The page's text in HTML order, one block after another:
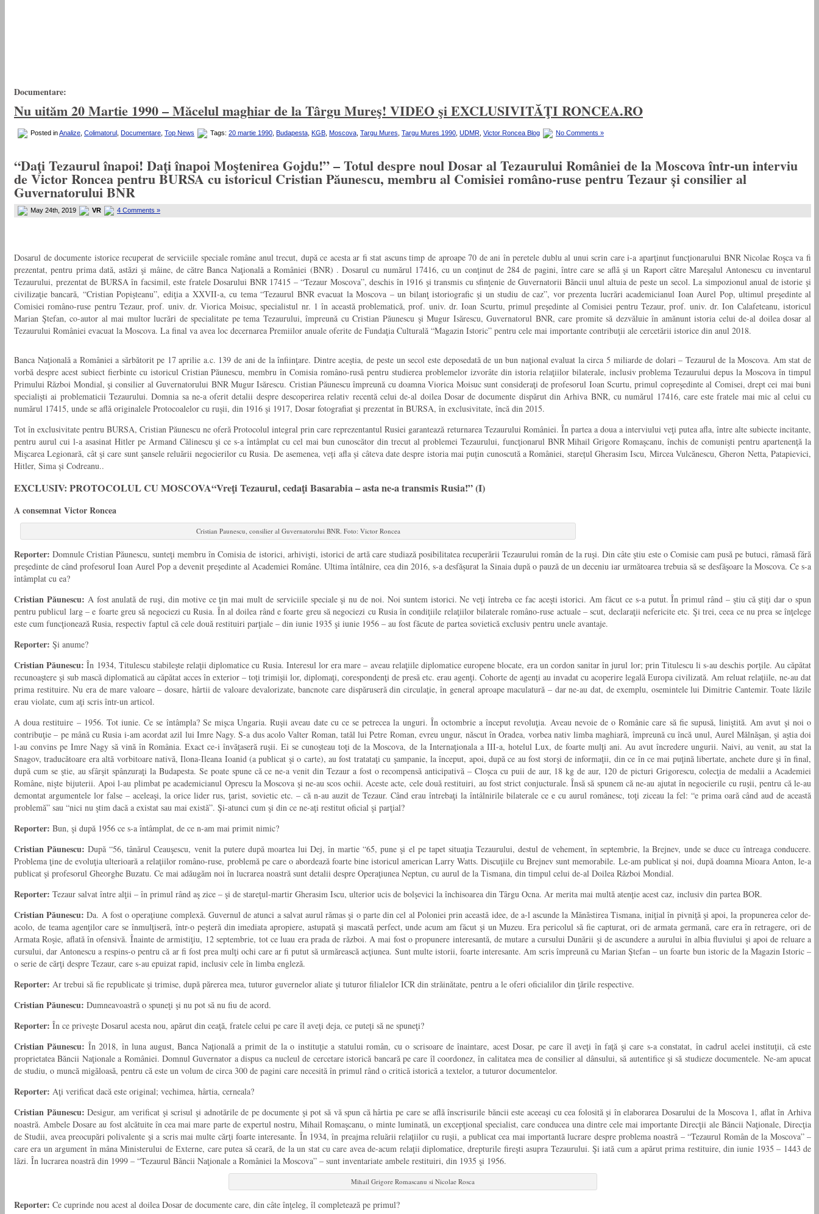
Documentare:
Nu uităm 20 Martie 1990 – Măcelul maghiar de la Târgu Mureş! VIDEO şi EXCLUSIVITĂŢI RONCEA.RO
Posted inAnalize Colimatorul Documentare Top News Tags: 20 martie 1990 Budapesta KGB Moscova Targu Mures Targu Mures 1990 UDMR Victor Roncea Blog No Comments »
“Daţi Tezaurul înapoi! Daţi înapoi Moştenirea Gojdu!” – Totul despre noul Dosar al Tezaurului României de la Moscova într-un interviu
de Victor Roncea pentru BURSA cu istoricul Cristian Păunescu, membru al Comisiei româno-ruse pentru Tezaur și consilier al
Guvernatorului BNR
May 24th, 2019 VR 4 Comments »
Dosarul de documente istorice recuperat de serviciile speciale române anul trecut, după ce acesta ar fi stat ascuns timp de aproape 70 de ani în peretele dublu al unui scrin care i-a aparţinut funcţionarului BNR Nicolae Roşca va fi
prezentat, pentru prima dată, astăzi şi mâine, de către Banca Naţională a României (BNR) . Dosarul cu numărul 17416, cu un conţinut de 284 de pagini, între care se află şi un Raport către Mareşalul Antonescu cu inventarul
Tezaurului, prezentat de BURSA în facsimil, este fratele Dosarului BNR 17415 – “Tezaur Moscova”, deschis în 1916 şi transmis cu sfinţenie de Guvernatorii Băncii unul altuia de peste un secol. La simpozionul anual de istorie şi
civilizaţie bancară, “Cristian Popişteanu”, ediţia a XXVII-a, cu tema “Tezaurul BNR evacuat la Moscova – un bilanţ istoriografic şi un studiu de caz”, vor prezenta lucrări academicianul Ioan Aurel Pop, ultimul preşedinte al
Comisiei româno-ruse pentru Tezaur, prof. univ. dr. Viorica Moisuc, specialistul nr. 1 în această problematică, prof. univ. dr. Ioan Scurtu, primul preşedinte al Comisiei pentru Tezaur, prof. univ. dr. Ion Calafeteanu, istoricul
Marian Ştefan, co-autor al mai multor lucrări de specialitate pe tema Tezaurului, împreună cu Cristian Păunescu şi Mugur Isărescu, Guvernatorul BNR, care promite să dezvăluie în amănunt istoria celui de-al doilea dosar al
Tezaurului României evacuat la Moscova. La final va avea loc decernarea Premiilor anuale oferite de Fundaţia Culturală “Magazin Istoric” pentru cele mai importante contribuţii ale cercetării istorice din anul 2018.
Banca Naţională a României a sărbătorit pe 17 aprilie a.c. 139 de ani de la înfiinţare. Dintre aceştia, de peste un secol este deposedată de un bun naţional evaluat la circa 5 miliarde de dolari – Tezaurul de la Moscova. Am stat de
vorbă despre acest subiect fierbinte cu istoricul Cristian Păunescu, membru în Comisia româno-rusă pentru studierea problemelor izvorâte din istoria relaţiilor bilaterale, inclusiv problema Tezaurului depus la Moscova în timpul
Primului Război Mondial, şi consilier al Guvernatorului BNR Mugur Isărescu. Cristian Păunescu împreună cu doamna Viorica Moisuc sunt consideraţi de profesorul Ioan Scurtu, primul copreşedinte al Comisei, drept cei mai buni
specialişti ai problematicii Tezaurului. Domnia sa ne-a oferit detalii despre descoperirea relativ recentă celui de-al doilea Dosar de documente dispărut din Arhiva BNR, cu numărul 17416, care este fratele mai mic al celui cu
numărul 17415, unde se află originalele Protocoalelor cu ruşii, din 1916 şi 1917, Dosar fotografiat şi prezentat în BURSA, în exclusivitate, încă din 2015.
Tot în exclusivitate pentru BURSA, Cristian Păunescu ne oferă Protocolul integral prin care reprezentantul Rusiei garantează returnarea Tezaurului României. În partea a doua a interviului veţi putea afla, între alte subiecte incitante,
pentru aurul cui l-a asasinat Hitler pe Armand Călinescu şi ce s-a întâmplat cu cel mai bun cunos­cător din trecut al problemei Tezaurului, funcţionarul BNR Mihail Grigore Romaşcanu, închis de comunişti pentru apartenenţă la
Mişcarea Legionară, cât şi care sunt şansele reluării negocierilor cu Rusia. De asemenea, veți afla și câteva date despre istoria mai puțin cunoscută a României, starețul Gherasim Iscu, Mircea Vulcănescu, Gheron Netta, Patapievici,
Hitler, Sima și Codreanu..
EXCLUSIV: PROTOCOLUL CU MOSCOVA“Vreţi Tezaurul, cedaţi Basarabia – asta ne-a transmis Rusia!” (I)
A consemnat Victor Roncea
Cristian Paunescu, consilier al Guvernatorului BNR. Foto: Victor Roncea
Reporter: Domnule Cristian Păunescu, sunteţi membru în Comisia de istorici, arhivişti, istorici de artă care studiază posibilitatea recuperării Tezaurului român de la ruşi. Din câte ştiu este o Comisie cam pusă pe butuci, rămasă fără
preşedinte de când profesorul Ioan Aurel Pop a devenit preşedinte al Academiei Române. Ultima întâlnire, cea din 2016, s-a des­făşurat la Sinaia după o pauză de un deceniu iar următoarea trebuia să se desfăşoare la Moscova. Ce s-a
în­tâmplat cu ea?
Cristian Păunescu: A fost anulată de ruşi, din motive ce ţin mai mult de serviciile speciale şi nu de noi. Noi suntem istorici. Ne veţi întreba ce fac aceşti istorici. Am făcut ce s-a putut. În primul rând – ştiu că ştiţi dar o spun
pentru publicul larg – e foarte greu să negociezi cu Rusia. În al doilea rând e foarte greu să negociezi cu Rusia în condiţiile relaţiilor bilaterale româ­no-ruse actuale – scut, declaraţii nefericite etc. Şi trei, ceea ce nu prea se înţelege
este cum funcţionează Rusia, respectiv faptul că cele două restituiri parţiale – din iunie 1935 şi iunie 1956 – au fost făcute de partea sovietică exclusiv pentru unele avantaje.
Reporter: Şi anume?
Cristian Păunescu: În 1934, Titulescu stabileşte relaţii diplomatice cu Rusia. Interesul lor era mare – aveau relaţiile diplomatice europene blocate, era un cordon sanitar în jurul lor; prin Titulescu li s-au deschis porţile. Au căpătat
recunoaştere şi sub mască diplomatică au căpătat acces în exterior – toţi trimişii lor, diplomaţi, corespondenţi de presă etc. erau agenţi. Cohorte de agenţi au invadat cu acoperire legală Europa civilizată. Am reluat relaţiile, ne-au dat
prima restituire. Nu era de mare valoare – dosare, hârtii de valoare devalorizate, bancnote care dispăruseră din circulaţie, în general aproape maculatură – dar ne-au dat, de exemplu, osemintele lui Dimitrie Cantemir. Toate lăzile
erau violate, cum aţi scris într-un articol.
A doua restituire – 1956. Tot iunie. Ce se întâmpla? Se mişca Ungaria. Ruşii aveau date cu ce se petrecea la unguri. În octombrie a început revoluţia. Aveau nevoie de o Românie care să fie supusă, liniştită. Am avut şi noi o
contribuţie – pe mână cu Rusia i-am acordat azil lui Imre Nagy. S-a dus acolo Valter Roman, tatăl lui Petre Roman, evreu ungur, născut în Oradea, vorbea nativ limba maghiară, împreună cu încă unul, Aurel Mălnăşan, şi aştia doi
l-au convins pe Imre Nagy să vină în România. Exact ce-i învăţaseră ruşii. Ei se cunoşteau toţi de la Moscova, de la Internaţionala a III-a, hotelul Lux, de foarte mulţi ani. Au avut încredere ungurii. Naivi, au venit, au stat la
Snagov, traducătoare era altă vorbitoare nativă, Ilona-Ileana Ioanid (a publicat şi o carte), au fost tratataţi cu şampanie, la început, apoi, după ce au fost storşi de informaţii, din ce în ce mai puţină libertate, anchete dure şi în final,
după cum se ştie, au sfârşit spânzuraţi la Budapesta. Se poate spune că ce ne-a venit din Tezaur a fost o recompensă anticipativă – Cloşca cu puii de aur, 18 kg de aur, 120 de picturi Grigorescu, colecţia de medalii a Academiei
Române, nişte bijuterii. Apoi l-au plimbat pe academicianul Oprescu la Moscova şi ne-au scos ochii. Aceste acte, cele două restituiri, au fost strict conjucturale. Însă să spunem că ne-au ajutat în negocierile cu ruşii, pentru că le-au
demontat argumentele lor false – aceleaşi, la orice lider rus, ţarist, sovietic etc. – că n-au auzit de Tezaur. Când erau întrebaţi la întâlnirile bilaterale ce e cu aurul românesc, toţi ziceau la fel: “e prima oară când aud de această
problemă” sau “nici nu ştim dacă a existat sau mai există”. Şi-atunci cum şi din ce ne-aţi restitut oficial şi parţial?
Reporter: Bun, şi după 1956 ce s-a întâmplat, de ce n-am mai primit nimic?
Cristian Păunescu: După “56, tânărul Ceauşescu, venit la putere după moartea lui Dej, în martie “65, pune şi el pe tapet situaţia Tezaurului, destul de vehement, în septembrie, la Brejnev, unde se duce cu întreaga conducere.
Problema ţine de evoluţia ulterioară a relaţiilor româno-ruse, problemă pe care o abordează foarte bine istoricul american Larry Watts. Discuţiile cu Brejnev sunt memorabile. Le-am publicat şi noi, după doamna Mioara Anton, le-a
publicat şi profesorul Gheorghe Buzatu. Ce mai adăugăm noi în lucrarea noastră sunt detalii despre Operaţiunea Neptun, cu aurul de la Tismana, din timpul celui de-al Doilea Război Mondial.
Reporter: Tezaur salvat între alţii – în primul rând aş zice – şi de stareţul-martir Gherasim Iscu, ulterior ucis de bolşevici la închisoarea din Târgu Ocna. Ar merita mai multă atenţie acest caz, inclusiv din partea BOR.
Cristian Păunescu: Da. A fost o operaţiune complexă. Guvernul de atunci a salvat aurul rămas şi o parte din cel al Poloniei prin această idee, de a-l ascunde la Mănăstirea Tismana, iniţial în pivniţă şi apoi, la propunerea celor de-
acolo, de teama agenţilor care se înmulţiseră, într-o peşteră din imediata apropiere, astupată şi mascată perfect, unde acum am făcut şi un Muzeu. Era pericolul să fie capturat, ori de armata germană, care era în retragere, ori de
Armata Roşie, aflată în ofensivă. Înainte de armistiţiu, 12 septembrie, tot ce luau era prada de război. A mai fost o propunere interesantă, de mutare a cursului Dunării şi de ascundere a aurului în albia fluviului şi apoi de reluare a
cursului, dar Antonescu a respins-o pentru că ar fi fost prea mulţi ochi care ar fi putut să urmărească acţiunea. Sunt multe istorii, foarte interesante. Am scris împreună cu Marian Ştefan – un foarte bun istoric de la Magazin Istoric –
o serie de cărţi despre Tezaur, care s-au epuizat rapid, inclusiv cele în limba engleză.
Reporter: Ar trebui să fie republicate şi trimise, după părerea mea, tuturor guvernelor aliate şi tuturor filialelor ICR din străinătate, pentru a le oferi oficialilor din ţările respective.
Cristian Păunescu: Dumneavoastră o spuneţi şi nu pot să nu fiu de acord.
Reporter: În ce priveşte Dosarul acesta nou, apărut din ceaţă, fratele celui pe care îl aveţi deja, ce puteţi să ne spuneţi?
Cristian Păunescu: În 2018, în luna august, Banca Naţională a primit de la o instituţie a statului român, cu o scrisoare de înaintare, acest Dosar, pe care îl aveţi în faţă şi care s-a constatat, în cadrul acelei instituţii, că este
proprietatea Băncii Naţionale a Româ­niei. Domnul Guvernator a dispus ca nucleul de cercetare istorică bancară pe care îl coordonez, în calitatea mea de consilier al dânsului, să autentifice şi să studieze documentele. Ne-am apucat
de studiu, o muncă migăloasă, pentru că este un volum de circa 300 de pagini care necesită în primul rând o critică istorică a textelor, a tuturor documentelor.
Reporter: Aţi verificat dacă este original; vechimea, hârtia, cerneala?
Cristian Păunescu: Desigur, am verificat şi scrisul şi adnotările de pe documente şi pot să vă spun că hârtia pe care se află înscrisurile băncii este aceeaşi cu cea folosită şi în elaborarea Dosarului de la Moscova 1, aflat în Arhiva
noastră. Ambele Dosare au fost alcătuite în cea mai mare parte de expertul nostru, Mihail Romaşcanu, o minte luminată, un excepţional specialist, care conducea una dintre cele mai importante Direcţii ale Băncii Naţionale, Direcţia
de Studii, avea preocupări polivalente şi a scris mai multe cărţi foarte interesante. În 1934, în preajma reluării relaţiilor cu ruşii, a publicat cea mai importantă lucrare despre problema noastră – “Tezaurul Român de la Moscova” –
care era un argument în mâna Ministerului de Externe, care putea să ceară, de la un stat cu care avea de-acum relaţii diplomatice, drepturile fireşti asupra Tezaurului. Şi iată cum a apărut prima restituire, din iunie 1935 – 1443 de
lăzi. În lucrarea noastră din 1999 – “Tezaurul Băncii Naţionale a României la Moscova” – sunt inventariate ambele restituiri, din 1935 şi 1956.
Mihail Grigore Romascanu si Nicolae Rosca
Reporter: Ce cuprinde nou acest al doilea Dosar de documente care, din câte înţeleg, îl completează pe primul?